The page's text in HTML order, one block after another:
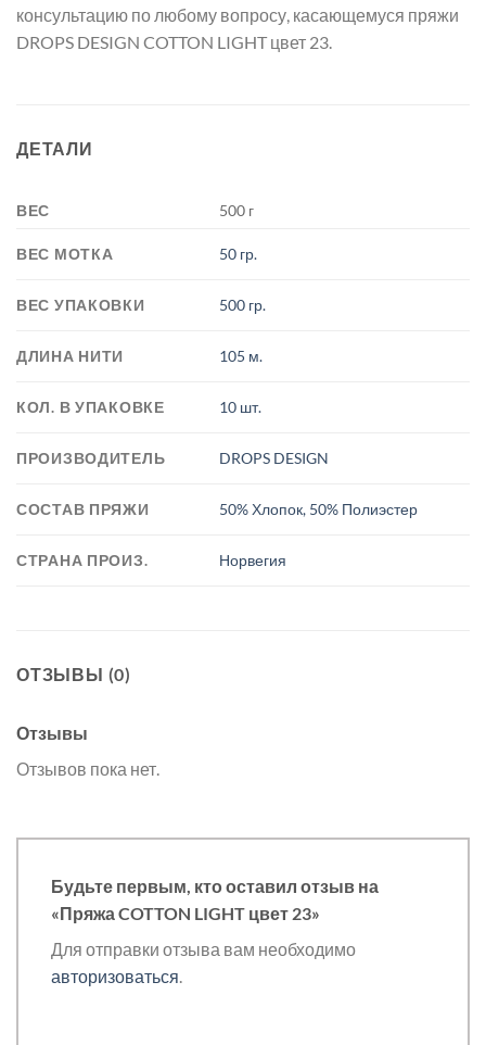
консультацию по любому вопросу, касающемуся пряжи
DROPS DESIGN COTTON LIGHT цвет 23.
ДЕТАЛИ
ВЕС 500 г
ВЕС МОТКА 50 гр.
ВЕС УПАКОВКИ 500 гр.
ДЛИНА НИТИ 105 м.
КОЛ. В УПАКОВКЕ 10 шт.
ПРОИЗВОДИТЕЛЬ DROPS DESIGN
СОСТАВ ПРЯЖИ 50% Хлопок, 50% Полиэстер
СТРАНА ПРОИЗ. Норвегия
ОТЗЫВЫ (0)
Отзывы
Отзывов пока нет.
Будьте первым, кто оставил отзыв на
«Пряжа COTTON LIGHT цвет 23»
Для отправки отзыва вам необходимо
авторизоваться